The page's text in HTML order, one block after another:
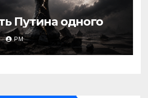
Путина одного
РМ